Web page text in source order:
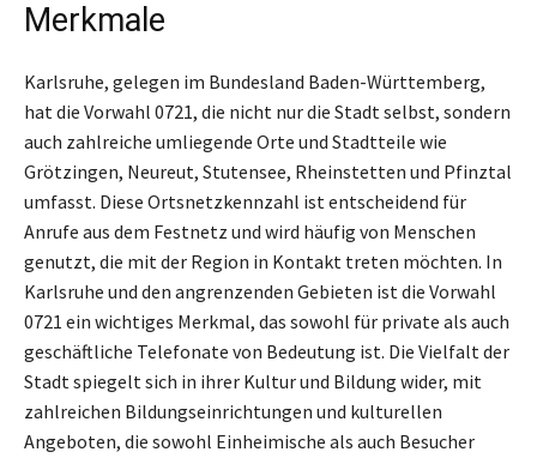
Merkmale
Karlsruhe, gelegen im Bundesland Baden-Württemberg,
hat die Vorwahl 0721, die nicht nur die Stadt selbst, sondern
auch zahlreiche umliegende Orte und Stadtteile wie
Grötzingen, Neureut, Stutensee, Rheinstetten und Pfinztal
umfasst. Diese Ortsnetzkennzahl ist entscheidend für
Anrufe aus dem Festnetz und wird häufig von Menschen
genutzt, die mit der Region in Kontakt treten möchten. In
Karlsruhe und den angrenzenden Gebieten ist die Vorwahl
0721 ein wichtiges Merkmal, das sowohl für private als auch
geschäftliche Telefonate von Bedeutung ist. Die Vielfalt der
Stadt spiegelt sich in ihrer Kultur und Bildung wider, mit
zahlreichen Bildungseinrichtungen und kulturellen
Angeboten, die sowohl Einheimische als auch Besucher